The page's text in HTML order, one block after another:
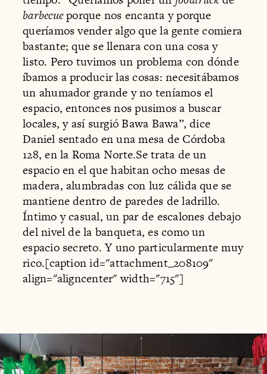
barbecueporque nos encanta y porque
queríamos vender algo que la gente comiera
bastante; que se llenara con una cosa y
listo. Pero tuvimos un problema con dónde
íbamos a producir las cosas: necesitábamos
un ahumador grande y no teníamos el
espacio, entonces nos pusimos a buscar
locales, y así surgió Bawa Bawa”, dice
Daniel sentado en una mesa de Córdoba
128, en la Roma Norte.Se trata de un
espacio en el que habitan ocho mesas de
madera, alumbradas con luz cálida que se
mantiene dentro de paredes de ladrillo.
Íntimo y casual, un par de escalones debajo
del nivel de la banqueta, es como un
espacio secreto. Y uno particularmente muy
rico.[caption id="attachment_208109"
align="aligncenter" width="715"]